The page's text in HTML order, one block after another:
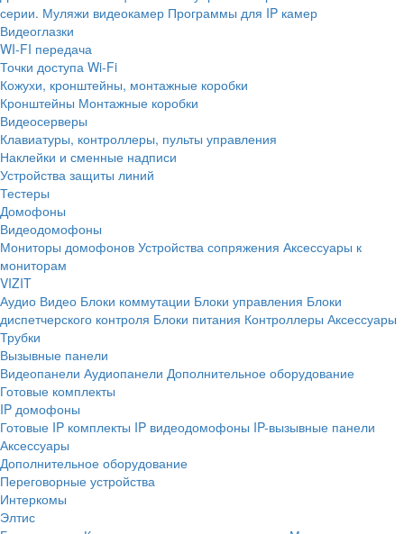
серии. Муляжи видеокамер Программы для IP камер
Видеоглазки
WI-FI передача
Точки доступа Wi-Fi
Кожухи, кронштейны, монтажные коробки
Кронштейны Монтажные коробки
Видеосерверы
Клавиатуры, контроллеры, пульты управления
Наклейки и сменные надписи
Устройства защиты линий
Тестеры
Домофоны
Видеодомофоны
Мониторы домофонов Устройства сопряжения Аксессуары к
мониторам
VIZIT
Аудио Видео Блоки коммутации Блоки управления Блоки
диспетчерского контроля Блоки питания Контроллеры Аксессуары
Трубки
Вызывные панели
Видеопанели Аудиопанели Дополнительное оборудование
Готовые комплекты
IP домофоны
Готовые IP комплекты IP видеодомофоны IP-вызывные панели
Аксессуары
Дополнительное оборудование
Переговорные устройства
Интеркомы
Элтис